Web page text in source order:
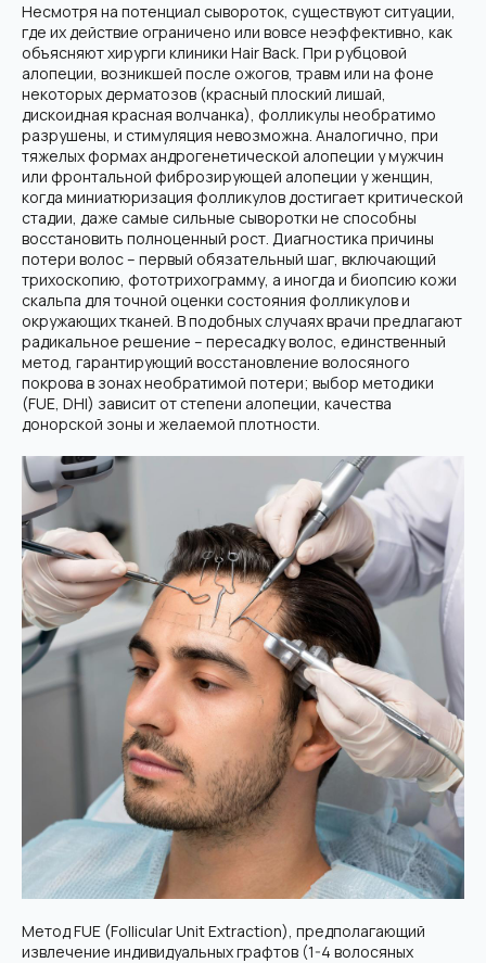
Несмотря на потенциал сывороток, существуют ситуации,
где их действие ограничено или вовсе неэффективно, как
объясняют хирурги клиники Hair Back. При рубцовой
алопеции, возникшей после ожогов, травм или на фоне
некоторых дерматозов (красный плоский лишай,
дискоидная красная волчанка), фолликулы необратимо
разрушены, и стимуляция невозможна. Аналогично, при
тяжелых формах андрогенетической алопеции у мужчин
или фронтальной фиброзирующей алопеции у женщин,
когда миниатюризация фолликулов достигает критической
стадии, даже самые сильные сыворотки не способны
восстановить полноценный рост. Диагностика причины
потери волос – первый обязательный шаг, включающий
трихоскопию, фототрихограмму, а иногда и биопсию кожи
скальпа для точной оценки состояния фолликулов и
окружающих тканей. В подобных случаях врачи предлагают
радикальное решение – пересадку волос, единственный
метод, гарантирующий восстановление волосяного
покрова в зонах необратимой потери; выбор методики
(FUE, DHI) зависит от степени алопеции, качества
донорской зоны и желаемой плотности.
Метод FUE (Follicular Unit Extraction), предполагающий
извлечение индивидуальных графтов (1-4 волосяных